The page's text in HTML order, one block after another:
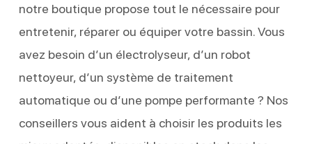
notre boutique propose tout le nécessaire pour
entretenir, réparer ou équiper votre bassin. Vous
avez besoin d’un électrolyseur, d’un robot
nettoyeur, d’un système de traitement
automatique ou d’une pompe performante ? Nos
conseillers vous aident à choisir les produits les